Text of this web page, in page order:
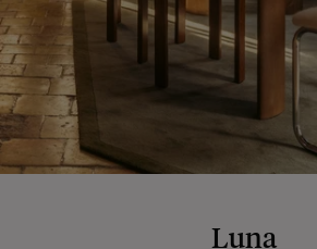
Luna